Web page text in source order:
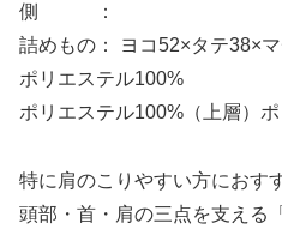
側 ：
詰めもの：
ヨコ52×タテ38×
ポリエステル100%
ポリエステル100%（上層）
特に肩のこりやすい方におす
頭部・首・肩の三点を支える